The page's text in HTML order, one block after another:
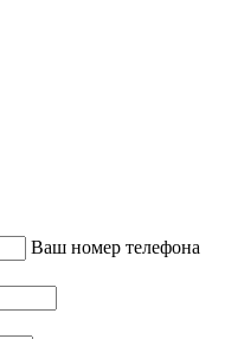
Ваш номер телефона